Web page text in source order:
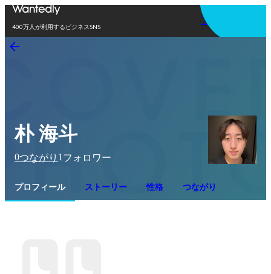
400万人が利用するビジネスSNS
アプリを使う
朴 海斗
0つながり 1 フォロワー
プロフィール ストーリー 性格 つながり